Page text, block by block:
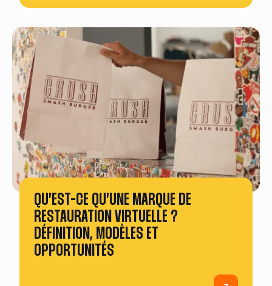
QU’EST-CE QU’UNE MARQUE DE
RESTAURATION VIRTUELLE ?
DÉFINITION, MODÈLES ET
OPPORTUNITÉS